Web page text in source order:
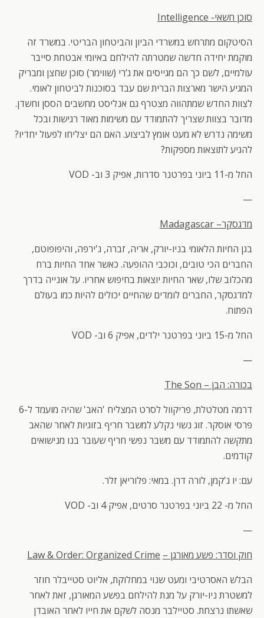
סוכן חשאי- Intelligence
הסיטקום מתרחש במשרדי הביון והביטחון הבריטי. במשרד זה
מוקמת יחידה חדשה שמטרתה להילחם באיומי אבטחת סייבר
עולמיים, לשם כך הם מגייסים את ג’רי (שווימר) סוכן שחצן ומבריק
המגיע הישר מארצות הברית שם עבד בסוכנות לביטחון לאומי.
לצוות החדש שמתהווה מצטרף גם אנליסט מחשבים הססן וחשדן.
מדובר בצוות שצריך להתמודד עם משימות מאוד רגישות ובכל
משימה נדרש לא מעט אומץ לביצוע. האם הם יצליחו לפעול יחדיו?
להגיע לתוצאות מספקות?
החל מ-11 ביוני בפרטנר סדרות, אפיק 3 וב- VOD
—
מדגסקר– Madagascar
בגן החיות הלאומי בניו-יורק, אריה, זברה, ג'ירפה, והיפופוטם,
החברים הכי טובים, וכוכבי ההופעה. כאשר אחד החיות ברח
מהכלוב שלו, שאר החיות יוצאות בחיפוש אחריו. על אונייה בדרך
למדגסקר, החברים לומדים שהחיים יכולים להיות כמו בעולם
הפתוח.
החל מ-15 ביוני בפרטנר ילדים, אפיק 6 וב- VOD
—
בכורה: הבן – The Son
דרמה מטלטלת, פריקוול לסרט המצליח 'האב' שהיה מועמד ל-6
פרסי אוסקר. זוג נשוי נקלע למשבר חריף בזוגיות לאחר שהאב
מתקשה להתמודד עם משבר נפשי חריף שעובר בנו מנישואים
קודמים.
עם: יו ג'קמן, לורה דרן. במאי: פלוריאן זלר.
החל מ- 22 ביוני בפרטנר סרטים, אפיק 4 וב- VOD
—
חוק וסדר: פשע מאורגן – Law & Order: Organized Crime
הבלש האסרטיבי ומעט שנוי במחלוקת, אליוט סטייבלר חוזר
למשטרת ניו-יורק על מנת להילחם בפשע המאורגן, זאת לאחר
שאשתו נרצחת. סטיילבר מנסה לשקם את חייו לאחר האובדן